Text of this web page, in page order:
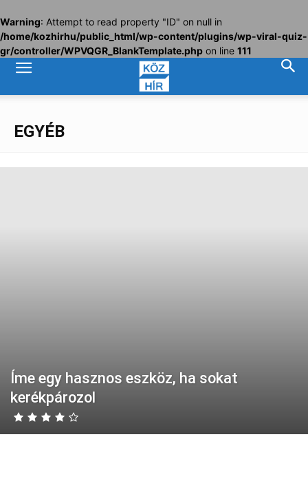
Warning: Attempt to read property "ID" on null in
/home/kozhirhu/public_html/wp-content/plugins/wp-viral-quiz-
gr/controller/WPVQGR_BlankTemplate.php on line 111
EGYÉB
Íme egy hasznos eszköz, ha sokat
kerékpározol